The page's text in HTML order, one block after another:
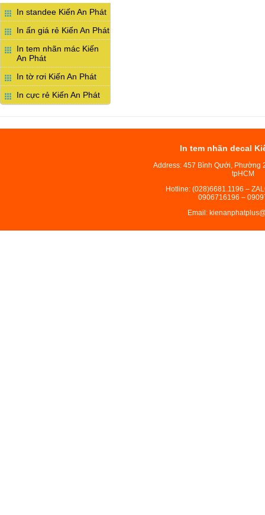
In standee Kiến An Phát
In ấn giá rẻ Kiến An Phát
In tem nhãn mác Kiến
An Phát
In tờ rơi Kiến An Phát
In cực rẻ Kiến An Phát
In tem nhãn decal
Address: 457 Bình Qưới, Phường
tpHCM
Hotline: (028)6681.1196 –
0906716196 –
Email: